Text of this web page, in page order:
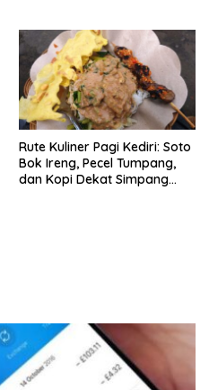
Rute Kuliner Pagi Kediri: Soto
Bok Ireng, Pecel Tumpang,
dan Kopi Dekat Simpang